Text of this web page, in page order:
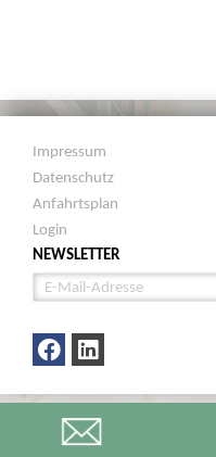
Impressum
Datenschutz
Anfahrtsplan
Login
NEWSLETTER